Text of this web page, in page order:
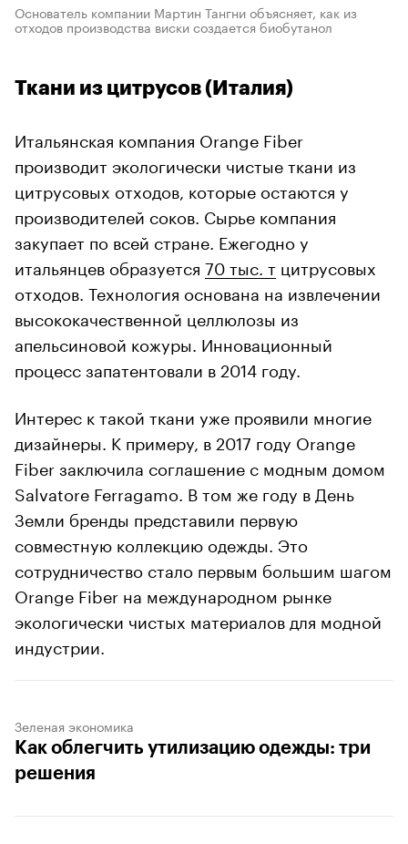
Основатель компании Мартин Тангни объясняет, как из
отходов производства виски создается биобутанол
Ткани из цитрусов (Италия)
Итальянская компания Orange Fiber
производит экологически чистые ткани из
цитрусовых отходов, которые остаются у
производителей соков. Сырье компания
закупает по всей стране. Ежегодно у
итальянцев образуется 70 тыс. т цитрусовых
отходов. Технология основана на извлечении
высококачественной целлюлозы из
апельсиновой кожуры. Инновационный
процесс запатентовали в 2014 году.
Интерес к такой ткани уже проявили многие
дизайнеры. К примеру, в 2017 году Orange
Fiber заключила соглашение с модным домом
Salvatore Ferragamo. В том же году в День
Земли бренды представили первую
совместную коллекцию одежды. Это
сотрудничество стало первым большим шагом
Orange Fiber на международном рынке
экологически чистых материалов для модной
индустрии.
Зеленая экономика
Как облегчить утилизацию одежды: три
решения